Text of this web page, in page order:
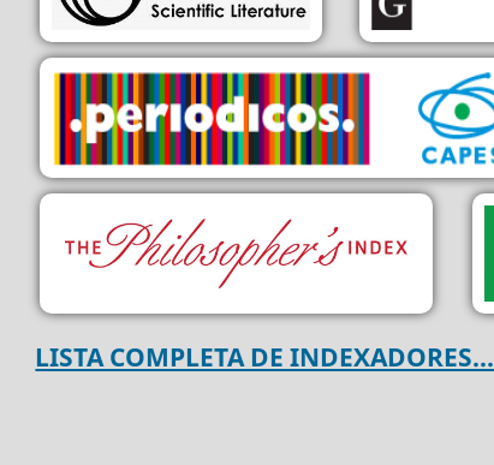
LISTA COMPLETA DE INDEXADORES...